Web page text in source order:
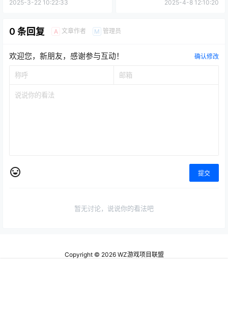
智商税
2025-3-22 10:22:33 2025-4-8 12:10:20
0 条回复 A 文章作者 M 管理员
欢迎您，新朋友，感谢参与互动！ 确认修改
提交
暂无讨论，说说你的看法吧
Copyright © 2026WZ游戏项目联盟